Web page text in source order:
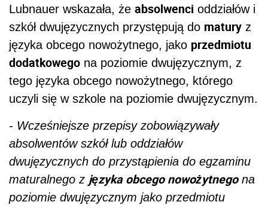
Lubnauer wskazała, że absolwenci oddziałów i
szkół dwujęzycznych przystępują do matury z
języka obcego nowożytnego, jako przedmiotu
dodatkowego na poziomie dwujęzycznym, z
tego języka obcego nowożytnego, którego
uczyli się w szkole na poziomie dwujęzycznym.
- Wcześniejsze przepisy zobowiązywały
absolwentów szkół lub oddziałów
dwujęzycznych do przystąpienia do egzaminu
maturalnego z języka obcego nowożytnegona
poziomie dwujęzycznym jako przedmiotu